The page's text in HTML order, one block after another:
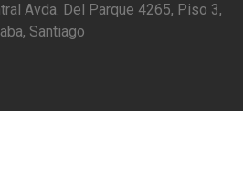
Avda. Del Parque 4265, Piso 3,
Santiago